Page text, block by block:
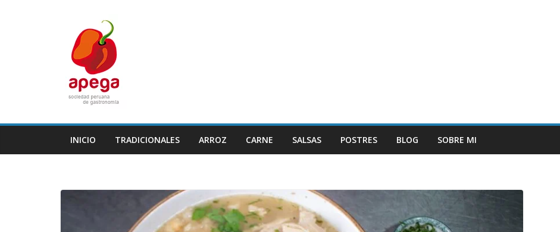
INICIO TRADICIONALES ARROZ CARNE SALSAS POSTRES BLOG SOBRE MI